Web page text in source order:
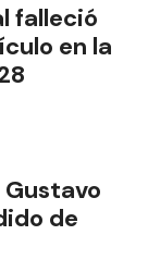
falleció
en la
de